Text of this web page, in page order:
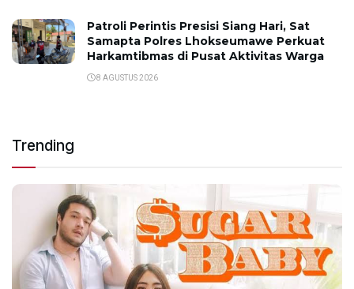
Patroli Perintis Presisi Siang Hari, Sat
Samapta Polres Lhokseumawe Perkuat
Harkamtibmas di Pusat Aktivitas Warga
8 AGUSTUS 2026
Trending